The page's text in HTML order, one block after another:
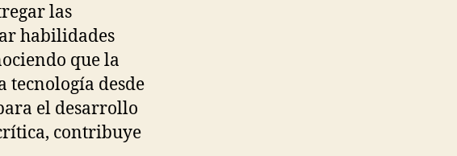
las
habilidades
que la
tecnología desde
el desarrollo
contribuye